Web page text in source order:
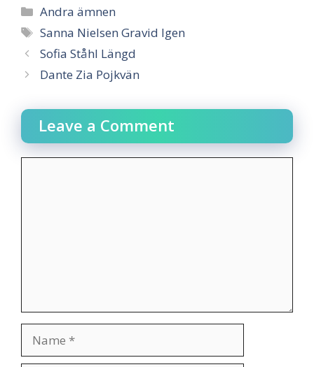
Categories
Andra ämnen
Tags
Sanna Nielsen Gravid Igen
Sofia Ståhl Längd
Dante Zia Pojkvän
Leave a Comment